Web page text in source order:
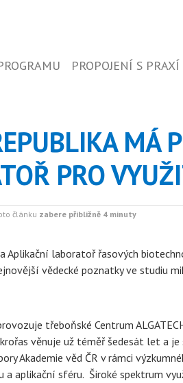
PROPOJENÍ S PRAXÍ
MÁ
PRO
článku zabere přibližně 4 minuty
Aplikační laboratoř řasových
vědecké poznatky ve studiu
třeboňské Centrum
věnuje už téměř šedesát let a
Akademie věd ČR v rámci
a aplikační sféru. Široké spektrum